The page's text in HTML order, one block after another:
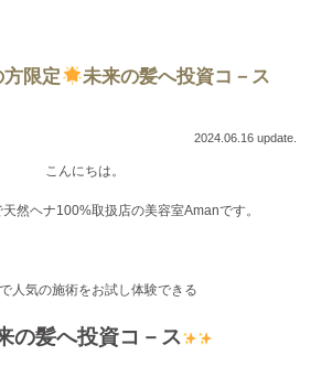
限定 未来の髪へ投資コ－ス
2024.06.16 update.
こんにちは。
然ヘナ100%取扱店の美容室Amanです。
人気の施術をお試し体験できる
の髪へ投資コ－ス